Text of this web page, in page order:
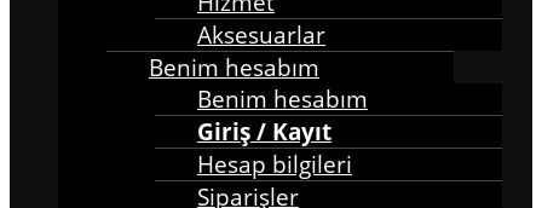
Aksesuarlar
Benim hesabım
Benim hesabım
Giriş / Kayıt
Hesap bilgileri
Siparişler